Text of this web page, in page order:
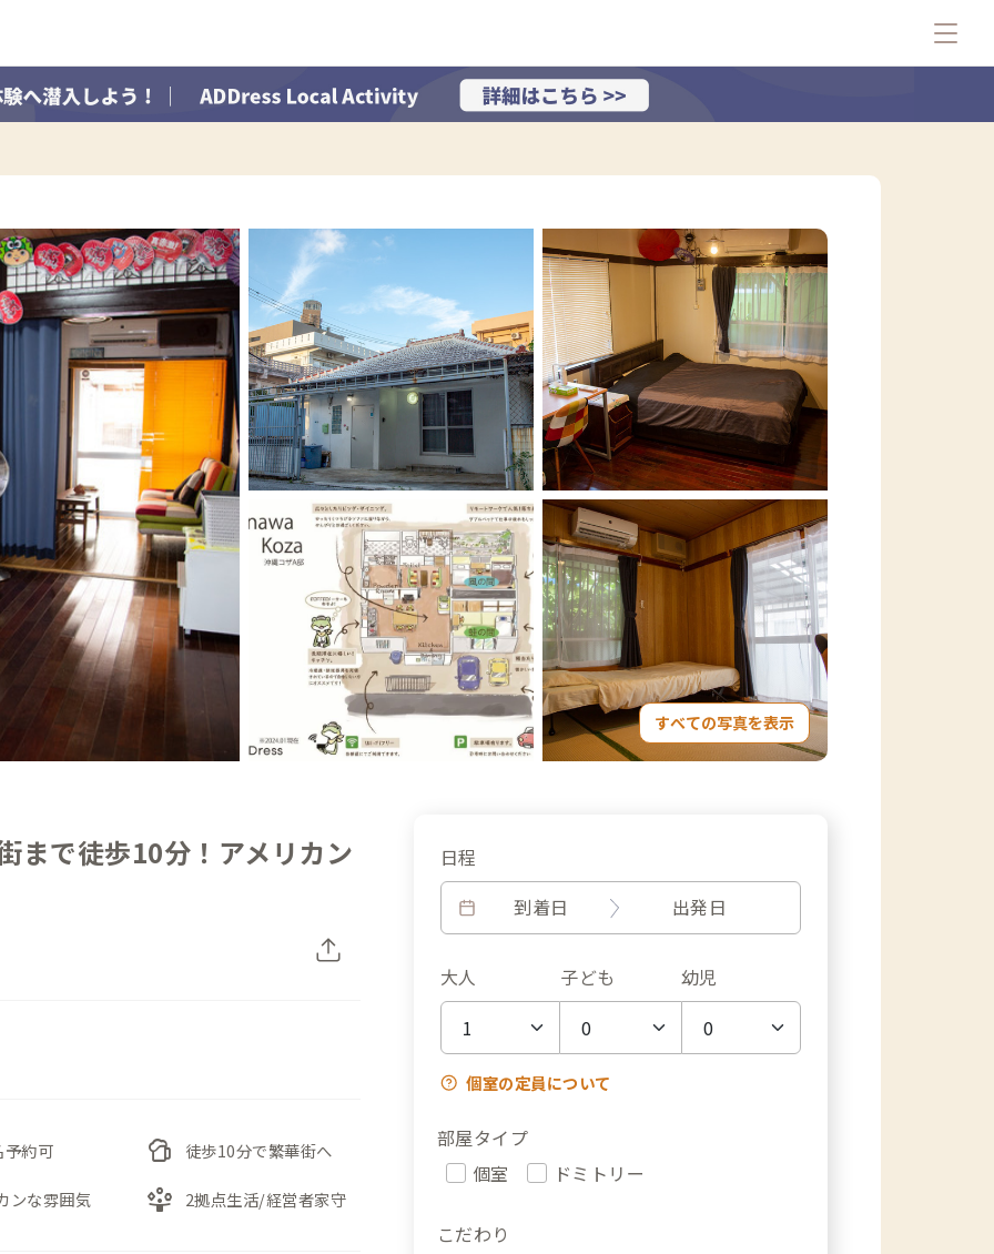
すべての写真を表示
まで徒歩10分！アメリカン
予約可 sports_bar 徒歩10分で繁華街へ
ンな雰囲気 person_play 2拠点生活/経営者家守
日程
到着日
出発日
大人 子ども 幼児
個室の定員について
部屋タイプ
個室
ドミトリー
こだわり